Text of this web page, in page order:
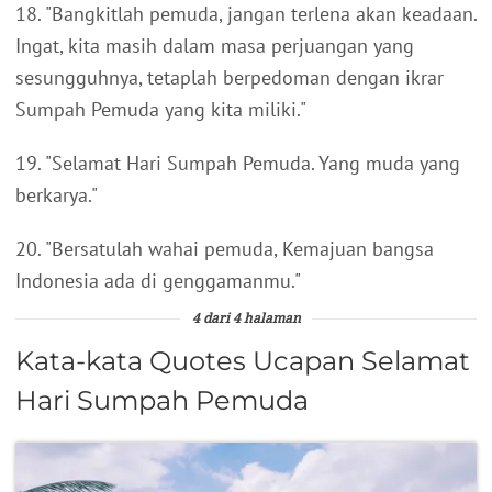
18. "Bangkitlah pemuda, jangan terlena akan keadaan.
Ingat, kita masih dalam masa perjuangan yang
sesungguhnya, tetaplah berpedoman dengan ikrar
Sumpah Pemuda yang kita miliki."
19. "Selamat Hari Sumpah Pemuda. Yang muda yang
berkarya."
20. "Bersatulah wahai pemuda, Kemajuan bangsa
Indonesia ada di genggamanmu."
4 dari 4 halaman
Kata-kata Quotes Ucapan Selamat
Hari Sumpah Pemuda